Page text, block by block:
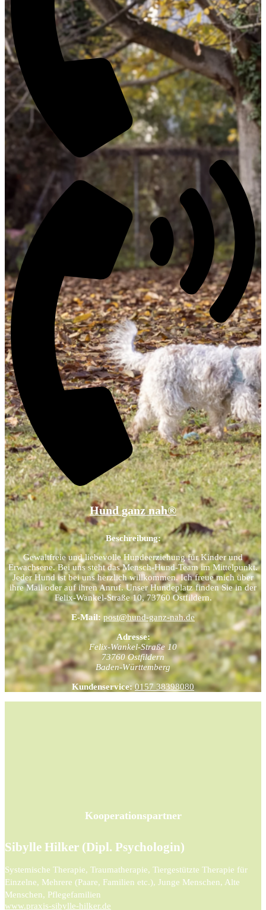
Hund ganz nah®
Beschreibung:
Gewaltfreie und liebevolle Hundeerziehung für Kinder und
Erwachsene. Bei uns steht das Mensch-Hund-Team im Mittelpunkt.
Jeder Hund ist bei uns herzlich willkommen. Ich freue mich über
ihre Mail oder auf ihren Anruf. Unser Hundeplatz finden Sie in der
Felix-Wankel-Straße 10, 73760 Ostfildern.
E-Mail: post@hund-ganz-nah.de
Adresse:
Felix-Wankel-Straße 10
73760 Ostfildern
Baden-Württemberg
Kundenservice: 0157 38398080
Kooperationspartner
Sibylle Hilker (Dipl. Psychologin)
Systemische Therapie, Traumatherapie, Tiergestützte Therapie für
Einzelne, Mehrere (Paare, Familien etc.), Junge Menschen, Alte
Menschen, Pflegefamilien
www.praxis-sibylle-hilker.de